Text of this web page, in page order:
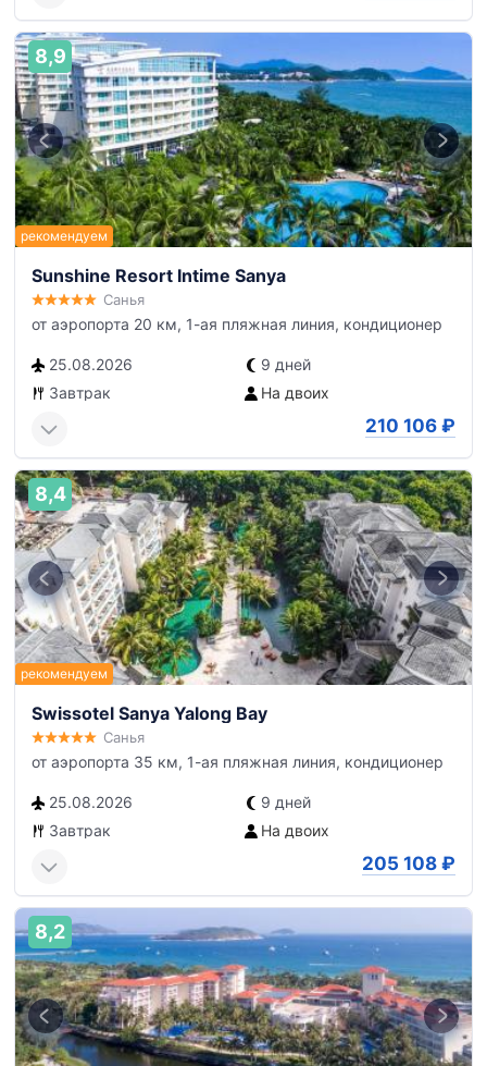
8,9
Sunshine Resort Intime Sanya
Санья
от аэропорта 20 км, 1-ая пляжная линия, кондиционер
25.08.2026
9 дней
Завтрак
На двоих
210 106 ₽
8,4
Swissotel Sanya Yalong Bay
Санья
от аэропорта 35 км, 1-ая пляжная линия, кондиционер
25.08.2026
9 дней
Завтрак
На двоих
205 108 ₽
8,2